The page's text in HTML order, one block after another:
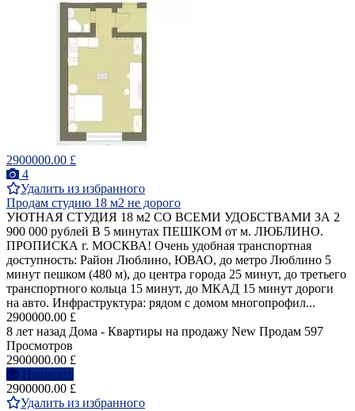
2900000.00 £
4
Удалить из избранного
Продам студию 18 м2 не дорого
УЮТНАЯ СТУДИЯ 18 м2 СО ВСЕМИ УДОБСТВАМИ ЗА 2
900 000 рублей В 5 минутах ПЕШКОМ от м. ЛЮБЛИНО.
ПРОПИСКА г. МОСКВА! Очень удобная транспортная
доступность: Район Люблино, ЮВАО, до метро Люблино 5
минут пешком (480 м), до центра города 25 минут, до третьего
транспортного кольца 15 минут, до МКАД 15 минут дороги
на авто. Инфраструктура: рядом с домом многопрофил...
2900000.00 £
8 лет назад Дома - Квартиры на продажу New Продам 597
Просмотров
2900000.00 £
Написать
2900000.00 £
Удалить из избранного